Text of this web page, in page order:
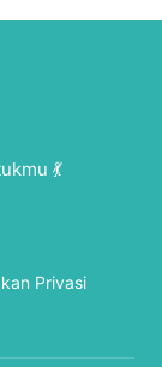
💃
Privasi